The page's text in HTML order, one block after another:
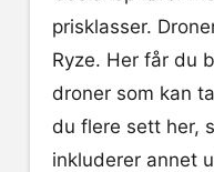
prisklasser.
Ryze. Her får du
droner som kan
du flere sett her,
inkluderer annet